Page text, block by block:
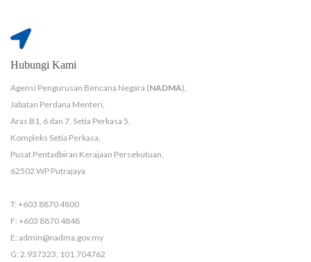
Hubungi Kami
Agensi Pengurusan Bencana Negara (NADMA),
Jabatan Perdana Menteri,
Aras B1, 6 dan 7, Setia Perkasa 5,
Kompleks Setia Perkasa,
Pusat Pentadbiran Kerajaan Persekutuan,
62502 WP Putrajaya
T: +603 8870 4800
F: +603 8870 4848
E: admin@nadma.gov.my
G: 2.937323, 101.704762